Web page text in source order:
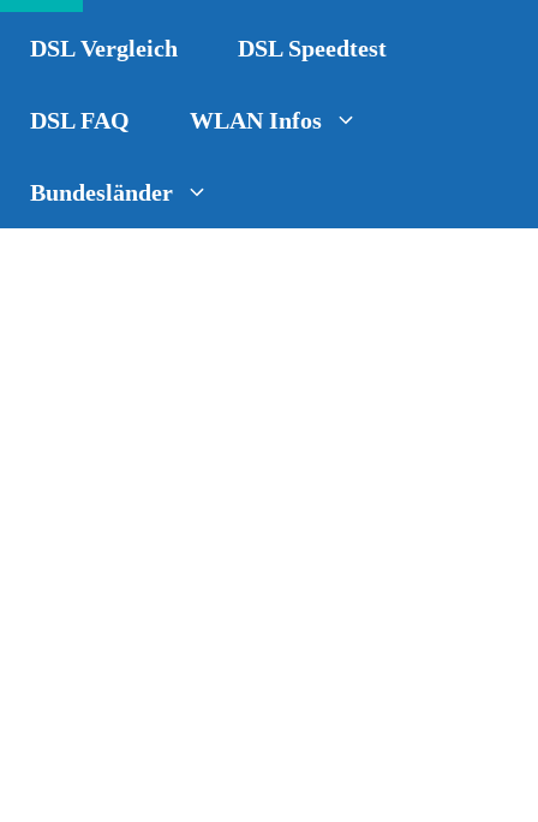
Schließen
DSL Vergleich DSL Speedtest
DSL FAQ WLAN Infos
Bundesländer